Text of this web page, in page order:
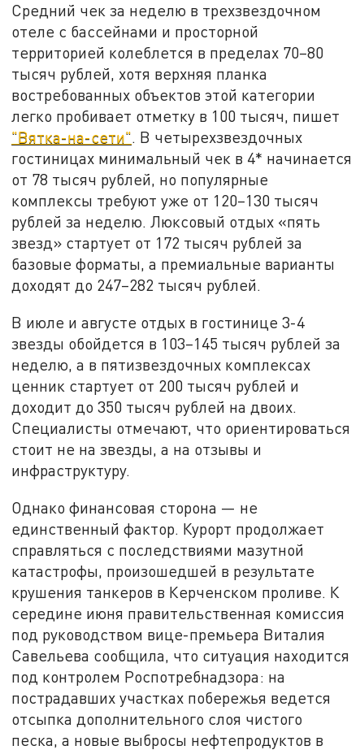
Средний чек за неделю в трехзвездочном
отеле с бассейнами и просторной
территорией колеблется в пределах 70–80
тысяч рублей, хотя верхняя планка
востребованных объектов этой категории
легко пробивает отметку в 100 тысяч, пишет
"Вятка-на-сети". В четырехзвездочных
гостиницах минимальный чек в 4* начинается
от 78 тысяч рублей, но популярные
комплексы требуют уже от 120–130 тысяч
рублей за неделю. Люксовый отдых «пять
звезд» стартует от 172 тысяч рублей за
базовые форматы, а премиальные варианты
доходят до 247–282 тысяч рублей.
В июле и августе отдых в гостинице 3-4
звезды обойдется в 103–145 тысяч рублей за
неделю, а в пятизвездочных комплексах
ценник стартует от 200 тысяч рублей и
доходит до 350 тысяч рублей на двоих.
Специалисты отмечают, что ориентироваться
стоит не на звезды, а на отзывы и
инфраструктуру.
Однако финансовая сторона — не
единственный фактор. Курорт продолжает
справляться с последствиями мазутной
катастрофы, произошедшей в результате
крушения танкеров в Керченском проливе. К
середине июня правительственная комиссия
под руководством вице-премьера Виталия
Савельева сообщила, что ситуация находится
под контролем Роспотребнадзора: на
пострадавших участках побережья ведется
отсыпка дополнительного слоя чистого
песка, а новые выбросы нефтепродуктов в